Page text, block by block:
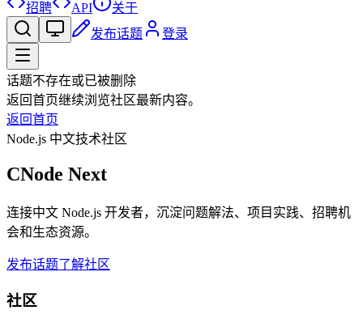
招聘 API
关于
发布话题
登录
话题不存在或已被删除
返回首页继续浏览社区最新内容。
返回首页
Node.js 中文技术社区
CNode Next
连接中文 Node.js 开发者，沉淀问题解法、项目实践、招聘机
会和生态资源。
发布话题了解社区
社区